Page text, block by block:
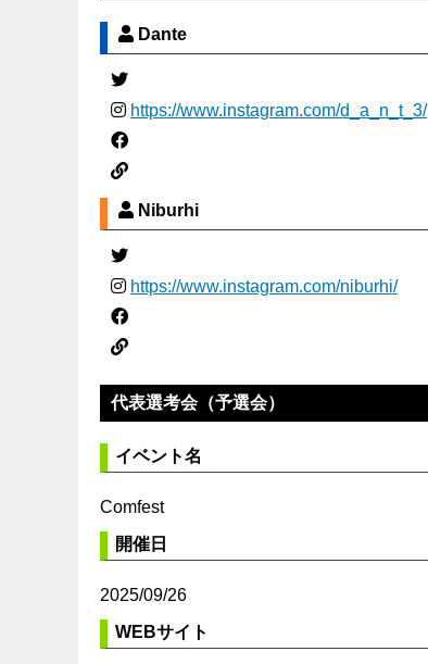
Dante
https://www.instagram.com/d_a_n_t_3/
Niburhi
https://www.instagram.com/niburhi/
代表選考会（予選会）
イベント名
Comfest
開催日
2025/09/26
WEBサイト